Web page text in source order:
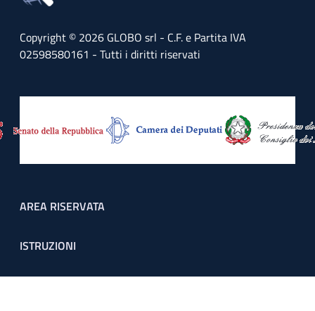
Copyright © 2026 GLOBO srl - C.F. e Partita IVA
02598580161 - Tutti i diritti riservati
Footer menu
AREA RISERVATA
ISTRUZIONI